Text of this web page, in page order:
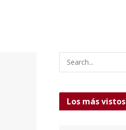
Los más vistos